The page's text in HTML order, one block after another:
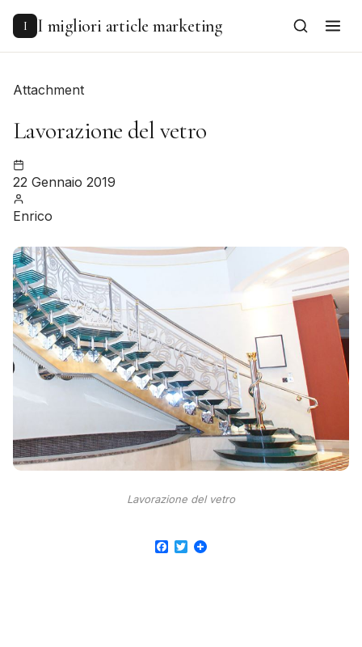
content
I I migliori article marketing
Attachment
Lavorazione del vetro
22 Gennaio 2019
Enrico
Lavorazione del vetro
Facebook
Twitter